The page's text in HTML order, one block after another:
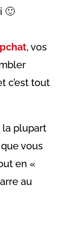
🙂
, vos
c’est tout
la plupart
vous
en «
au